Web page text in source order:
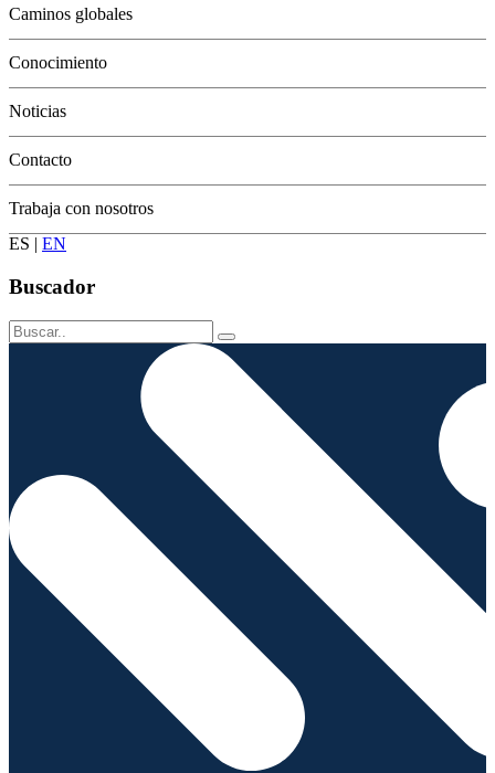
Jóvenes
Adultos
Grandes
Conservación
Caminos globales
Conocimiento
Noticias
Contacto
Trabaja con nosotros
ES | EN
Buscador